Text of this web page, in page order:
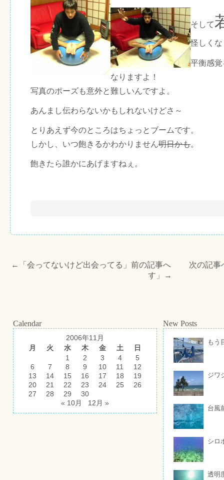
そして
怪しく
平衡感
なりますよ！
写真のポーズも意外と難しいんですよ。
あんまし伝わらないかもしれないけどさ～
とりあえず今のところはちょっとブームです。
しかし、いつ飽きるかわかりません明日かも。
飽きたら誰かにあげますねぇ。
←「 会ってないけど出会ってる 」前の記事へ 次の記事
す 」→
Calendar
2006年11月
月
火 水 木 金 土
日
1
2 3 4
5
6
7 8 9 10 11
12
13
14 15 16 17 18
19
20
21 22 23 24 25
26
27
28 29
30
« 10月
12月 »
New Posts
もう
ジワ
台風
シロ
透明